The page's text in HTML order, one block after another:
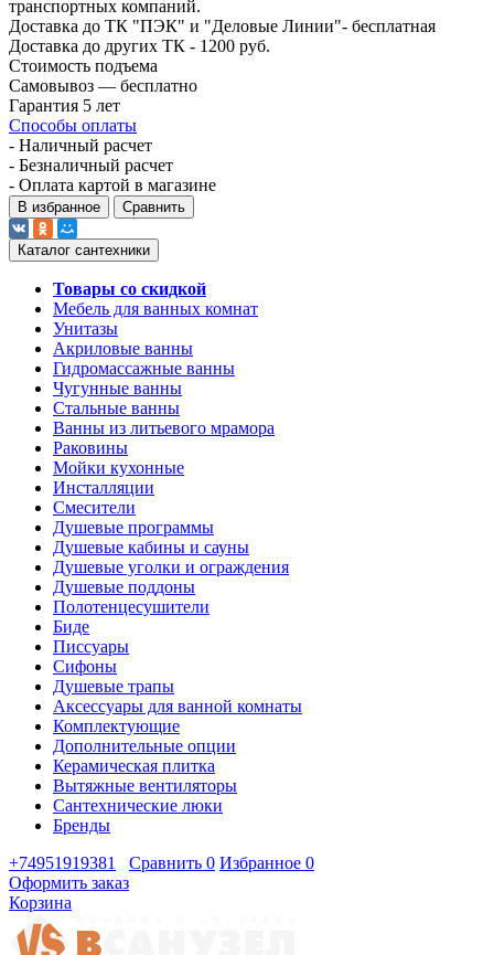
транспортных компаний.
Доставка до ТК "ПЭК" и "Деловые Линии"- бесплатная
Доставка до других ТК - 1200 руб.
Стоимость подъема
Самовывоз — бесплатно
Гарантия 5 лет
Способы оплаты
- Наличный расчет
- Безналичный расчет
- Оплата картой в магазине
В избранное Сравнить
Каталог сантехники
Товары со скидкой
Мебель для ванных комнат
Унитазы
Акриловые ванны
Гидромассажные ванны
Чугунные ванны
Стальные ванны
Ванны из литьевого мрамора
Раковины
Мойки кухонные
Инсталляции
Смесители
Душевые программы
Душевые кабины и сауны
Душевые уголки и ограждения
Душевые поддоны
Полотенцесушители
Биде
Писсуары
Сифоны
Душевые трапы
Аксессуары для ванной комнаты
Комплектующие
Дополнительные опции
Керамическая плитка
Вытяжные вентиляторы
Сантехнические люки
Бренды
+74951919381
Сравнить 0 Избранное 0
Оформить заказ
Корзина